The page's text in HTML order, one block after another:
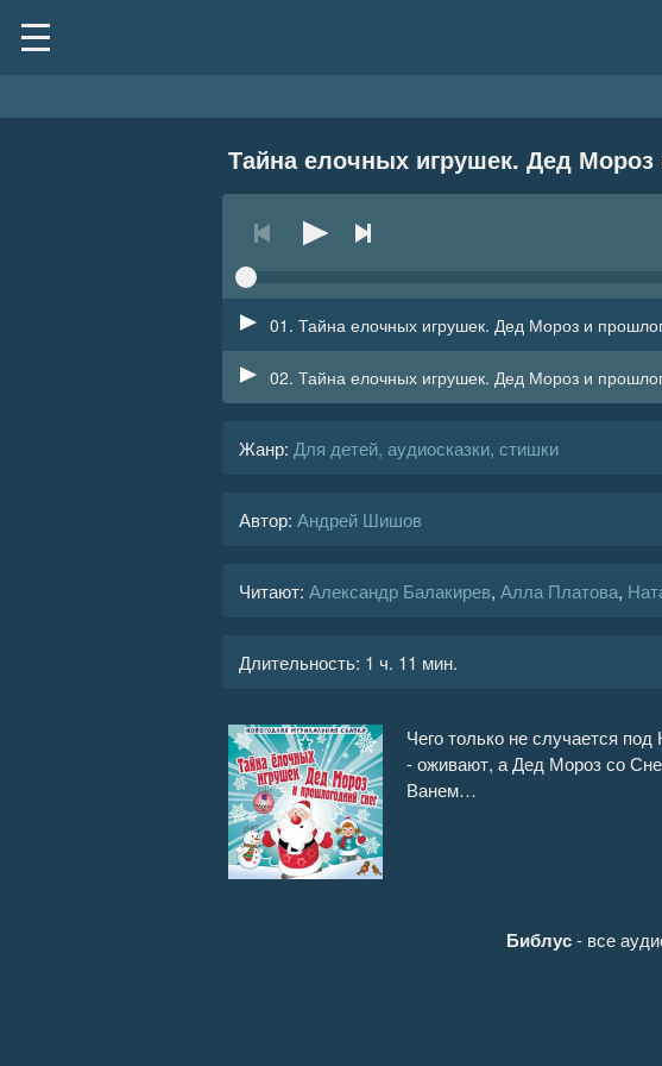
Тайна елочных игрушек. Дед Мороз
01. Тайна елочных игрушек. Дед Мороз и
02. Тайна елочных игрушек. Дед Мороз и
Жанр: Для детей, аудиосказки, стишки
Автор: Андрей Шишов
Читают: Александр Балакирев, Алла Платова,
Длительность: 1 ч. 11 мин.
Чего только не случается
- оживают, а Дед Мороз со
Ванем…
Библус- все